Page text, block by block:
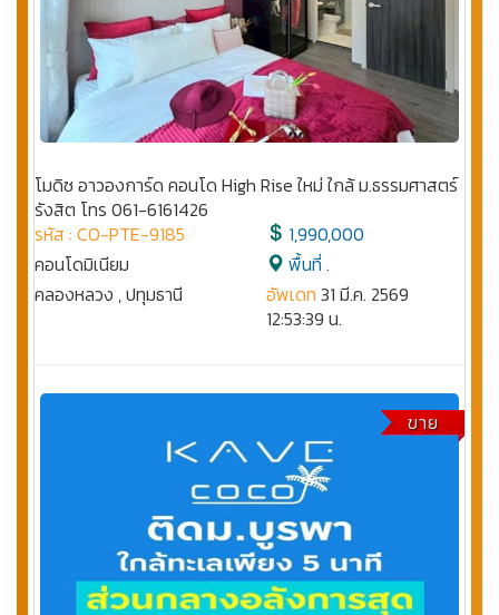
โมดิซ อาวองการ์ด คอนโด High Rise ใหม่ ใกล้ ม.ธรรมศาสตร์
รังสิต โทร 061-6161426
รหัส : CO-PTE-9185
คอนโดมิเนียม
คลองหลวง , ปทุมธานี
1,990,000
พื้นที่ .
อัพเดท 31 มี.ค. 2569
12:53:39 น.
ขาย